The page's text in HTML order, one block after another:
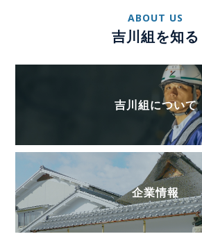
ABOUT US
吉川組を知る
吉川組について
企業情報